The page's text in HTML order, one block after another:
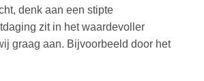
denk aan een stipte
zit in het waardevoller
graag aan. Bijvoorbeeld door het